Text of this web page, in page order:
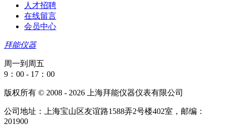
人才招聘
在线留言
会员中心
拜能仪器
周一到周五
9：00 - 17：00
版权所有 © 2008 - 2026 上海拜能仪器仪表有限公司
公司地址：上海宝山区友谊路1588弄2号楼402室，邮编：
201900